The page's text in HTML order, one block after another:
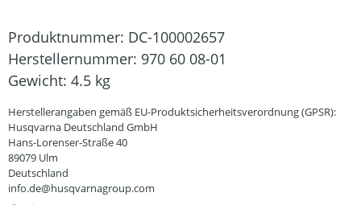
Produktnummer: DC-100002657
Herstellernummer: 970 60 08-01
Gewicht: 4.5 kg
Herstellerangaben gemäß EU-Produktsicherheitsverordnung (GPSR):
Husqvarna Deutschland GmbH
Hans-Lorenser-Straße 40
89079 Ulm
Deutschland
info.de@husqvarnagroup.com